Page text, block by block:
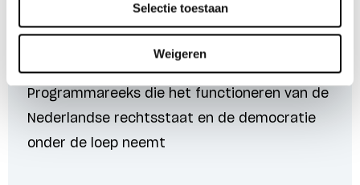
Selectie toestaan
Weigeren
De Staat van de Rechtsstaat
Programmareeks die het functioneren van de
Nederlandse rechtsstaat en de democratie
onder de loep neemt